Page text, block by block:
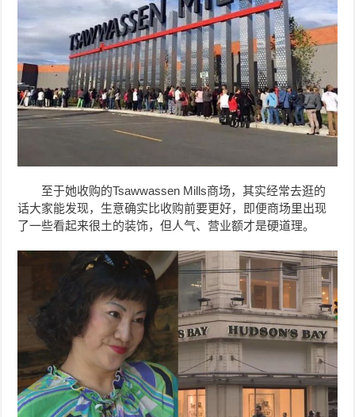
至于她收购的Tsawwassen Mills商场，其实经常去逛的
话大家能发现，生意确实比收购前要更好，即便商场里出现
了一些看起来很土的装饰，但人气、营业额才是硬道理。